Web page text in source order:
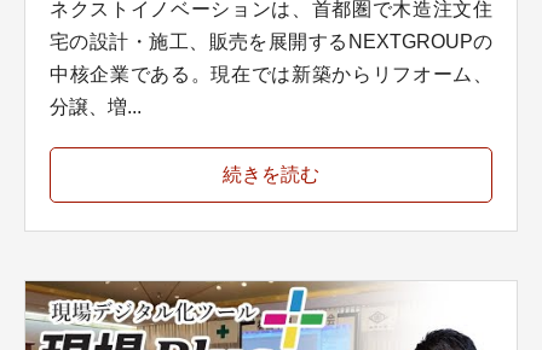
ネクストイノベーションは、首都圏で木造注文住
宅の設計・施工、販売を展開するNEXTGROUPの
中核企業である。現在では新築からリフオーム、
分譲、増...
続きを読む